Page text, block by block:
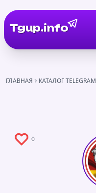
Tgup.info
ГЛАВНАЯ КАТАЛОГ TELEGRAM
0